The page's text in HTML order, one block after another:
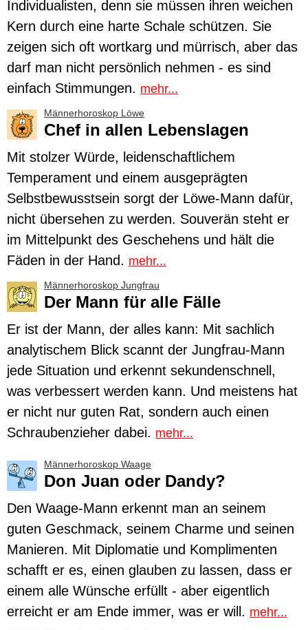
Individualisten, denn sie müssen ihren weichen
Kern durch eine harte Schale schützen. Sie
zeigen sich oft wortkarg und mürrisch, aber das
darf man nicht persönlich nehmen - es sind
einfach Stimmungen. mehr...
Männerhoroskop Löwe
Chef in allen Lebenslagen
Mit stolzer Würde, leidenschaftlichem
Temperament und einem ausgeprägten
Selbstbewusstsein sorgt der Löwe-Mann dafür,
nicht übersehen zu werden. Souverän steht er
im Mittelpunkt des Geschehens und hält die
Fäden in der Hand. mehr...
Männerhoroskop Jungfrau
Der Mann für alle Fälle
Er ist der Mann, der alles kann: Mit sachlich
analytischem Blick scannt der Jungfrau-Mann
jede Situation und erkennt sekundenschnell,
was verbessert werden kann. Und meistens hat
er nicht nur guten Rat, sondern auch einen
Schraubenzieher dabei. mehr...
Männerhoroskop Waage
Don Juan oder Dandy?
Den Waage-Mann erkennt man an seinem
guten Geschmack, seinem Charme und seinen
Manieren. Mit Diplomatie und Komplimenten
schafft er es, einen glauben zu lassen, dass er
einem alle Wünsche erfüllt - aber eigentlich
erreicht er am Ende immer, was er will. mehr...